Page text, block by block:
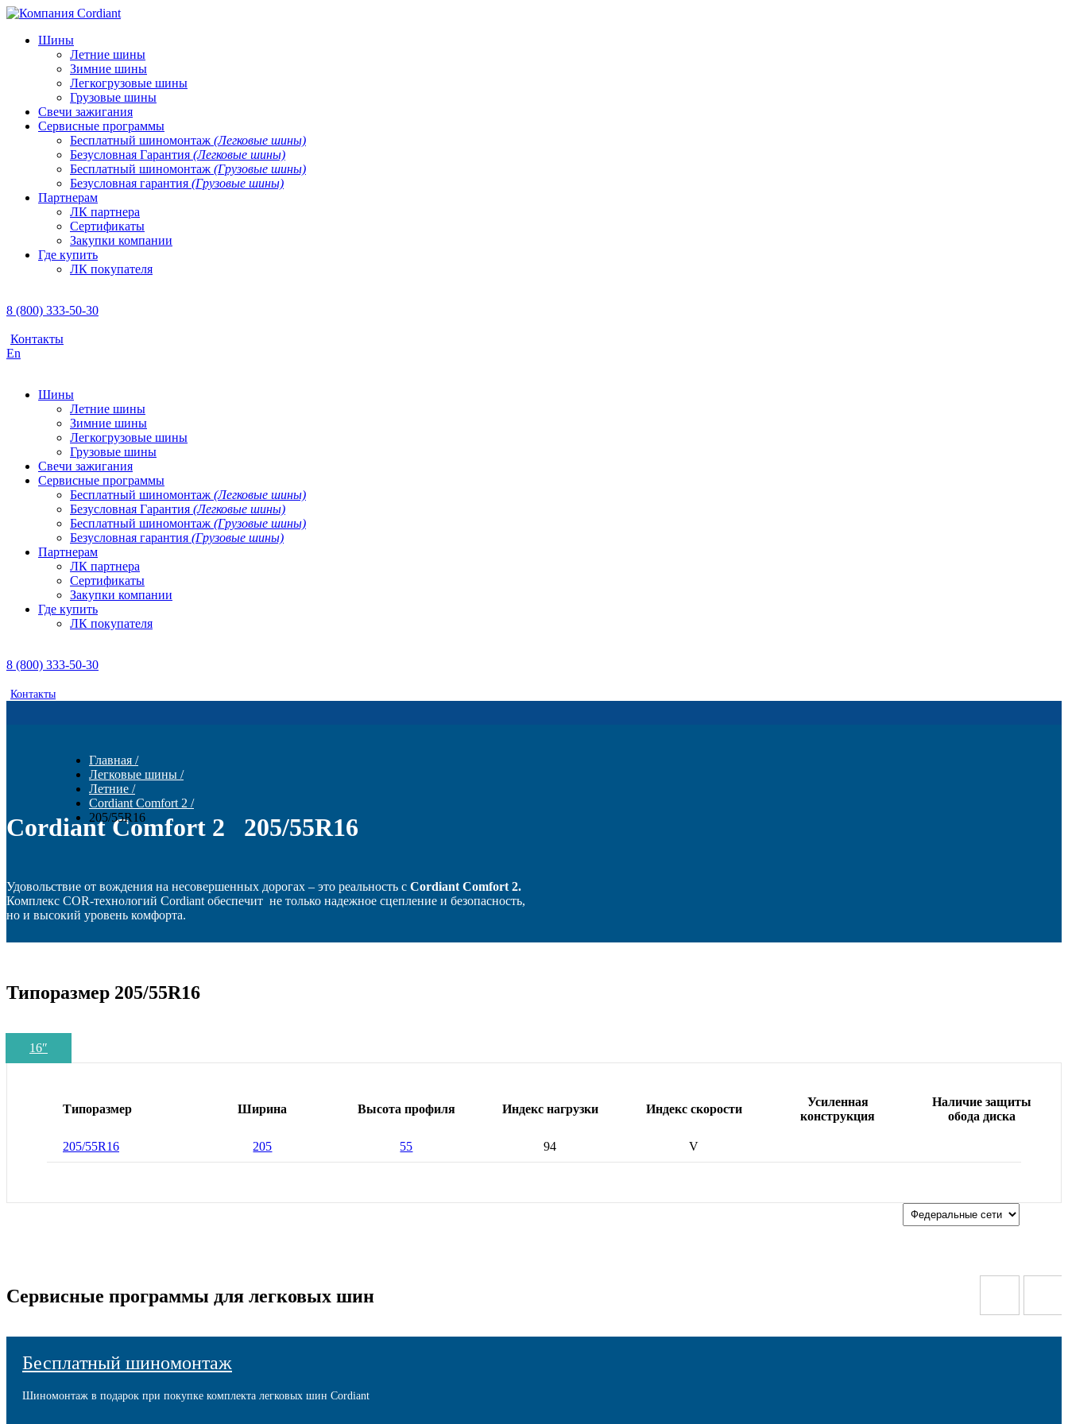
Шины
Летние шины
Зимние шины
Легкогрузовые шины
Грузовые шины
Свечи зажигания
Сервисные программы
Бесплатный шиномонтаж (Легковые шины)
Безусловная Гарантия (Легковые шины)
Бесплатный шиномонтаж (Грузовые шины)
Безусловная гарантия (Грузовые шины)
Партнерам
ЛК партнера
Сертификаты
Закупки компании
Где купить
ЛК покупателя
8 (800) 333-50-30
Контакты
En
Шины
Летние шины
Зимние шины
Легкогрузовые шины
Грузовые шины
Свечи зажигания
Сервисные программы
Бесплатный шиномонтаж (Легковые шины)
Безусловная Гарантия (Легковые шины)
Бесплатный шиномонтаж (Грузовые шины)
Безусловная гарантия (Грузовые шины)
Партнерам
ЛК партнера
Сертификаты
Закупки компании
Где купить
ЛК покупателя
8 (800) 333-50-30
Контакты
Главная /
Легковые шины /
Летние /
Cordiant Comfort 2 /
205/55R16
Cordiant Comfort 2 205/55R16
Удовольствие от вождения на несовершенных дорогах – это реальность с Cordiant Comfort 2.
Комплекс COR-технологий Cordiant обеспечит не только надежное сцепление и безопасность,
но и высокий уровень комфорта.
Типоразмер 205/55R16
16″
Типоразмер Ширина Высота профиля Индекс нагрузки Индекс скорости
Усиленная
конструкция
Наличие защиты
обода диска
205/55R16 205 55 94 V
Сервисные программы для легковых шин
Бесплатный шиномонтаж
Шиномонтаж в подарок при покупке комплекта легковых шин Cordiant